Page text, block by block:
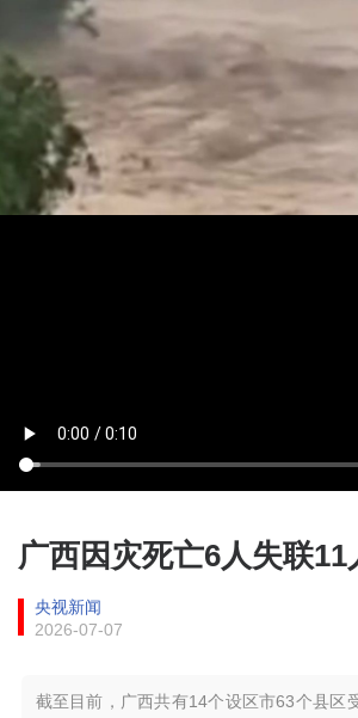
广西因灾死亡6人失联11
央视新闻
2026-07-07
截至目前，广西共有14个设区市63个县区